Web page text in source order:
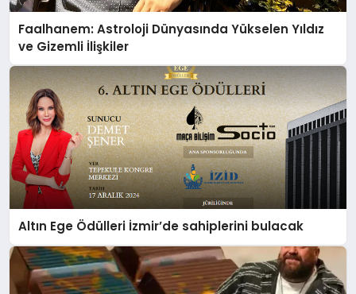
Faalhanem: Astroloji Dünyasında Yükselen Yıldız
ve Gizemli İlişkiler
Altın Ege Ödülleri İzmir’de sahiplerini bulacak